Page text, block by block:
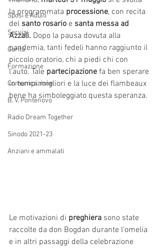
Sposi e Adulti
Servizi
Carità
Formazione
Comunicazione
B. V. Pontenovo
Radio Dream Together
Sinodo 2021-23
Anziani e ammalati
la programmata processione, con recita
del santo rosario e santa messa ad
Azzali. Dopo la pausa dovuta alla
pandemia, tanti fedeli hanno raggiunto il
piccolo oratorio, chi a piedi chi con
l'auto. Tale partecipazione fa ben sperare
in tempi migliori e la luce dei flambeaux
bene ha simboleggiato questa speranza.
Le motivazioni di preghiera sono state
raccolte da don Bogdan durante l'omelia
e in altri passaggi della celebrazione